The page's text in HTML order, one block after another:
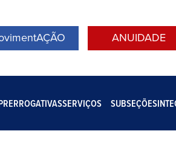
ANUIDADE
SERVIÇOS SUBSEÇÕES